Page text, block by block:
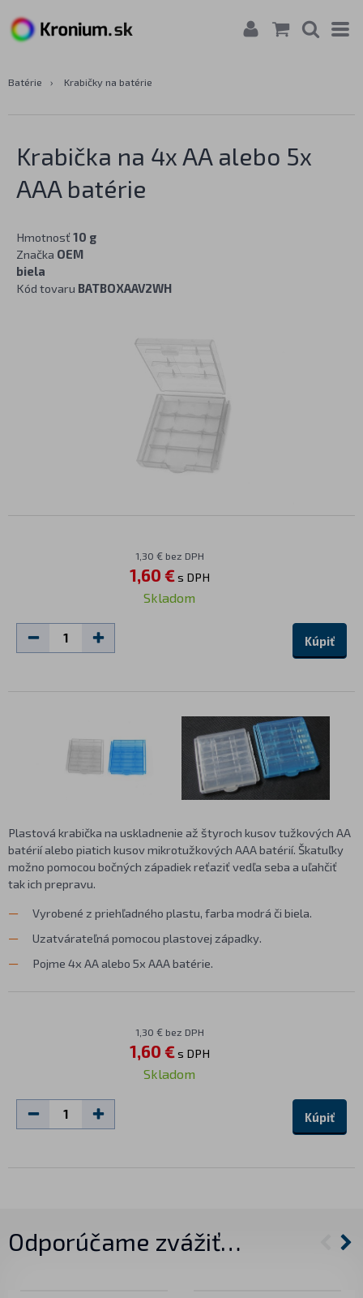
Batérie › Krabičky na batérie
Krabička na 4x AA alebo 5x
AAA batérie
Hmotnosť 10 g
Značka OEM
biela
Kód tovaru BATBOXAAV2WH
1,30 € bez DPH
1,60 €s DPH
Skladom
Kúpiť
Plastová krabička na uskladnenie až štyroch kusov tužkových AA
batérií alebo piatich kusov mikrotužkových AAA batérií. Škatuľky
možno pomocou bočných západiek reťaziť vedľa seba a uľahčiť
tak ich prepravu.
Vyrobené z priehľadného plastu, farba modrá či biela.
Uzatvárateľná pomocou plastovej západky.
Pojme 4x AA alebo 5x AAA batérie.
1,30 € bez DPH
1,60 €s DPH
Skladom
Kúpiť
Odporúčame zvážiť…